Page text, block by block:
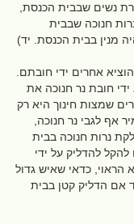
נשים שבבית הכנסת,
חנוכה שבבית
מנין בבית הכנסת. יד)
אחרים ידי חובתם.
ידי חובת נר חנוכה את
שמצות חינוך היא רק
אף לגבי נר חנוכה,
נרות חנוכה בבית
להדליק על ידי
הראוי, כדאי שאיש גדול
אם הדליק קטן בבית